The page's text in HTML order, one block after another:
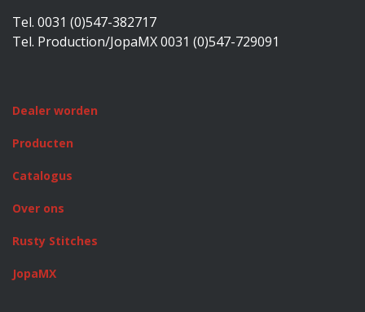
Tel. 0031 (0)547-382717
Tel. Production/JopaMX 0031 (0)547-729091
Dealer worden
Producten
Catalogus
Over ons
Rusty Stitches
JopaMX